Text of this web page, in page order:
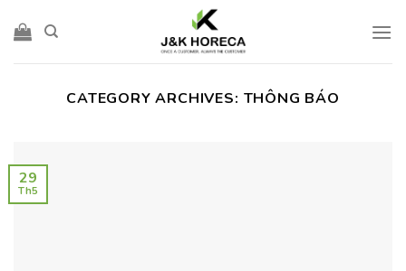
CATEGORY ARCHIVES: THÔNG BÁO
29
Th5